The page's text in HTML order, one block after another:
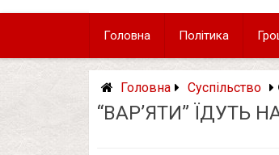
Головна Політика
Головна Суспільство
“ВАР’ЯТИ”